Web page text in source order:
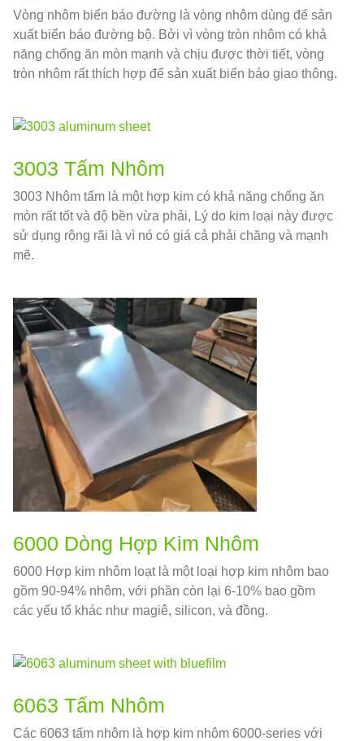
Vòng nhôm biển báo đường là vòng nhôm dùng để sản
xuất biển báo đường bộ. Bởi vì vòng tròn nhôm có khả
năng chống ăn mòn mạnh và chịu được thời tiết, vòng
tròn nhôm rất thích hợp để sản xuất biển báo giao thông.
3003 Tấm Nhôm
3003 Nhôm tấm là một hợp kim có khả năng chống ăn
mòn rất tốt và độ bền vừa phải, Lý do kim loại này được
sử dụng rộng rãi là vì nó có giá cả phải chăng và mạnh
mẽ.
6000 Dòng Hợp Kim Nhôm
6000 Hợp kim nhôm loạt là một loại hợp kim nhôm bao
gồm 90-94% nhôm, với phần còn lại 6-10% bao gồm
các yếu tố khác như magiê, silicon, và đồng.
6063 Tấm Nhôm
Các 6063 tấm nhôm là hợp kim nhôm 6000-series với